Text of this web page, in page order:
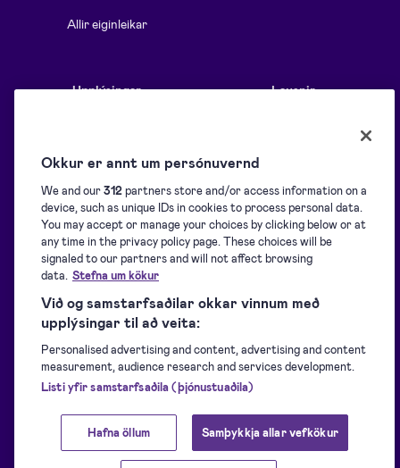
Allir eiginleikar
Upplýsingar
Hjálparsíður
Niðurhal
Fyrir forritara
Studd rafræn skilríki
Ánægðir viðskiptavinir
Lausnir
Öflun undirskrifta
Undirritun
Innsiglun
Aðrar Signicat vörur
Okkur er annt um persónuvernd
We and our312partners store and/or access information on a
device, such as unique IDs in cookies to process personal data.
You may accept or manage your choices by clicking below or at
any time in the privacy policy page. These choices will be
signaled to our partners and will not affect browsing
data. Stefna um kökur
Við og samstarfsaðilar okkar vinnum með
upplýsingar til að veita:
Personalised advertising and content, advertising and content
measurement, audience research and services development.
Listi yfir samstarfsaðila (þjónustuaðila)
Hafna öllum Samþykkja allar vefkökur